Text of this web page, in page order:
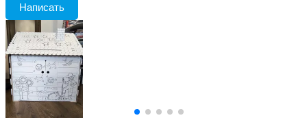
Написать